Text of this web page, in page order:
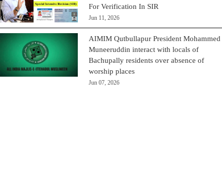
For Verification In SIR
Jun 11, 2026
AIMIM Qutbullapur President Mohammed
Muneeruddin interact with locals of
Bachupally residents over absence of
worship places
Jun 07, 2026